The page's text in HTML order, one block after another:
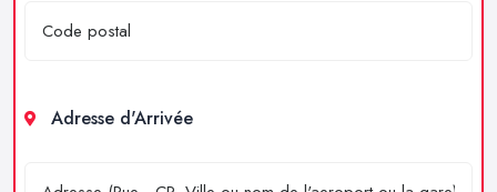
Adresse d'Arrivée